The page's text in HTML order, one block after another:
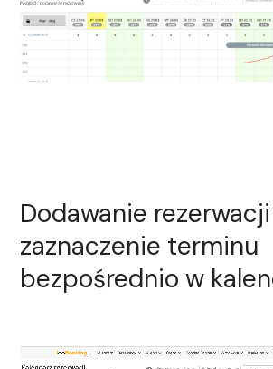
Dodawanie
zaznaczenie terminu
bezpośrednio w